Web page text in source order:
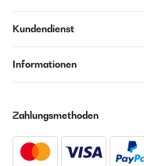
Kundendienst
Informationen
Zahlungsmethoden